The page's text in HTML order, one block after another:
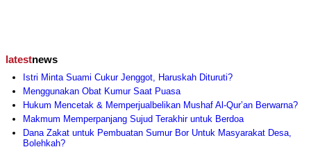
latestnews
Istri Minta Suami Cukur Jenggot, Haruskah Dituruti?
Menggunakan Obat Kumur Saat Puasa
Hukum Mencetak & Memperjualbelikan Mushaf Al-Qur’an Berwarna?
Makmum Memperpanjang Sujud Terakhir untuk Berdoa
Dana Zakat untuk Pembuatan Sumur Bor Untuk Masyarakat Desa,
Bolehkah?